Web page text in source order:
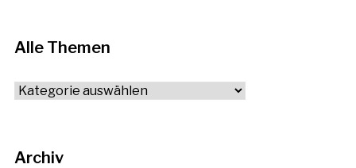
Alle Themen
Alle
Archiv